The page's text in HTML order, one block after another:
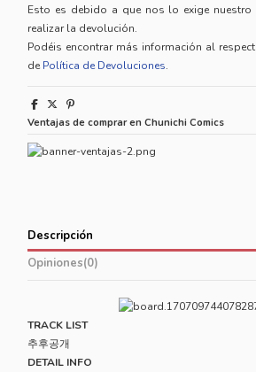
Esto es debido a que nos lo exige nuestro
realizar la devolución.
Podéis encontrar más información al
de Política de Devoluciones.
Ventajas de comprar en Chunichi Comics
Descripción
Opiniones(0)
TRACK LIST
추후공개
DETAIL INFO